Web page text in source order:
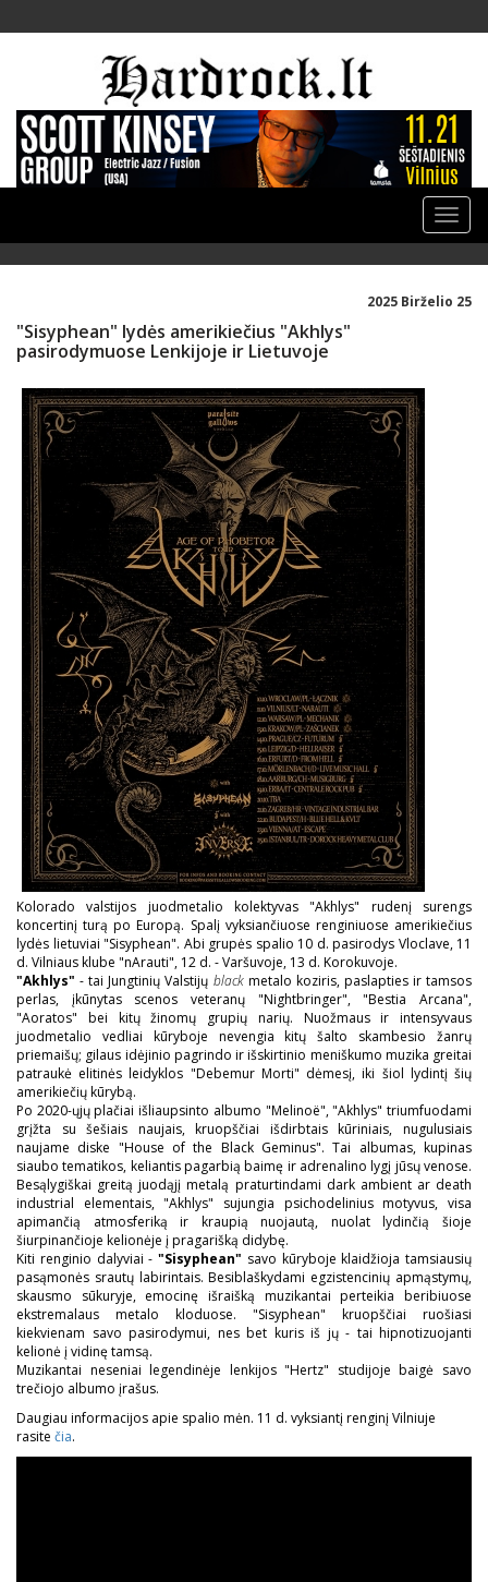
Toggle
2025 Birželio 25
"Sisyphean" lydės amerikiečius "Akhlys"
pasirodymuose Lenkijoje ir Lietuvoje
Kolorado valstijos juodmetalio kolektyvas "Akhlys" rudenį surengs
koncertinį turą po Europą. Spalį vyksiančiuose renginiuose amerikiečius
lydės lietuviai "Sisyphean". Abi grupės spalio 10 d. pasirodys Vloclave, 11
d. Vilniaus klube "nArauti", 12 d. - Varšuvoje, 13 d. Korokuvoje.
"Akhlys" - tai Jungtinių Valstijų blackmetalo koziris, paslapties ir tamsos
perlas, įkūnytas scenos veteranų "Nightbringer", "Bestia Arcana",
"Aoratos" bei kitų žinomų grupių narių. Nuožmaus ir intensyvaus
juodmetalio vedliai kūryboje nevengia kitų šalto skambesio žanrų
priemaišų; gilaus idėjinio pagrindo ir išskirtinio meniškumo muzika greitai
patraukė elitinės leidyklos "Debemur Morti" dėmesį, iki šiol lydintį šių
amerikiečių kūrybą.
Po 2020-ųjų plačiai išliaupsinto albumo "Melinoë", "Akhlys" triumfuodami
grįžta su šešiais naujais, kruopščiai išdirbtais kūriniais, nugulusiais
naujame diske "House of the Black Geminus". Tai albumas, kupinas
siaubo tematikos, keliantis pagarbią baimę ir adrenalino lygį jūsų venose.
Besąlygiškai greitą juodąjį metalą praturtindami dark ambient ar death
industrial elementais, "Akhlys" sujungia psichodelinius motyvus, visa
apimančią atmosferiką ir kraupią nuojautą, nuolat lydinčią šioje
šiurpinančioje kelionėje į pragarišką didybę.
Kiti renginio dalyviai - "Sisyphean" savo kūryboje klaidžioja tamsiausių
pasąmonės srautų labirintais. Besiblaškydami egzistencinių apmąstymų,
skausmo sūkuryje, emocinę išraišką muzikantai perteikia beribiuose
ekstremalaus metalo kloduose. "Sisyphean" kruopščiai ruošiasi
kiekvienam savo pasirodymui, nes bet kuris iš jų - tai hipnotizuojanti
kelionė į vidinę tamsą.
Muzikantai neseniai legendinėje lenkijos "Hertz" studijoje baigė savo
trečiojo albumo įrašus.
Daugiau informacijos apie spalio mėn. 11 d. vyksiantį renginį Vilniuje
rasite čia.